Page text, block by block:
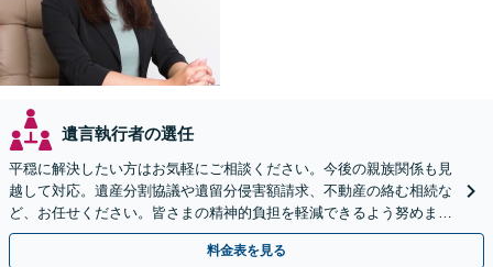
遺言執行者の選任
平穏に解決したい方はお気軽にご相談ください。今後の親族関係も見
越して対応。遺産分割協議や遺留分侵害額請求、不動産の絡む相続な
ど、お任せください。皆さまの精神的負担を軽減できるよう努めます
【完全個室】【休日・夜間は要相談】【丸太町駅3分】
料金表を見る